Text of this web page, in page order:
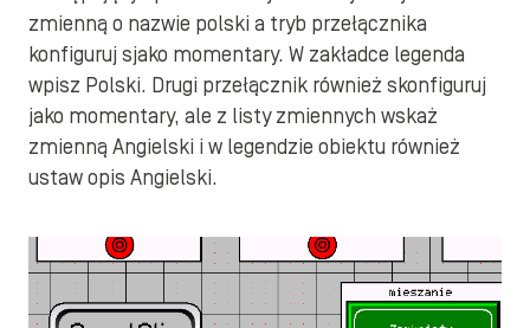
zmienną o nazwie polski a tryb przełącznika
konfiguruj sjako momentary. W zakładce legenda
wpisz Polski. Drugi przełącznik również skonfiguruj
jako momentary, ale z listy zmiennych wskaż
zmienną Angielski i w legendzie obiektu również
ustaw opis Angielski.